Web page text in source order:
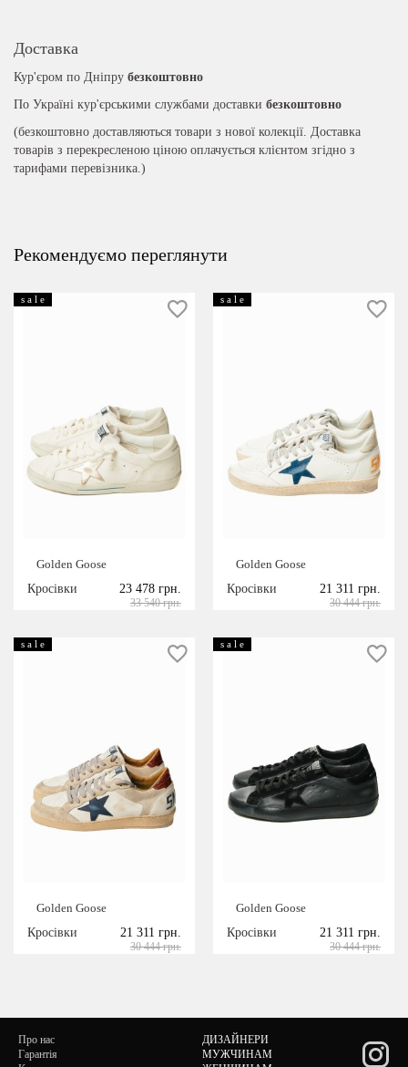
Доставка
Кур'єром по Дніпру безкоштовно
По Україні кур'єрськими службами доставки безкоштовно
(безкоштовно доставляються товари з нової колекції. Доставка
товарів з перекресленою ціною оплачується клієнтом згідно з
тарифами перевізника.)
Рекомендуємо переглянути
s a l e
Golden Goose
Кросівки
23 478 грн.
33 540 грн.
s a l e
Golden Goose
Кросівки
21 311 грн.
30 444 грн.
s a l e
Golden Goose
Кросівки
21 311 грн.
30 444 грн.
s a l e
Golden Goose
Кросівки
21 311 грн.
30 444 грн.
Про нас
Гарантія
ДИЗАЙНЕРИ
МУЖЧИНАМ